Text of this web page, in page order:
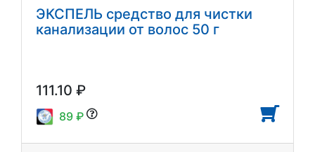
ЭКСПЕЛЬ средство для чистки
канализации от волос 50 г
111.10 ₽
89 ₽